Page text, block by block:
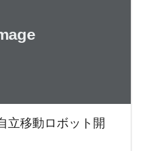
立移動ロボット開